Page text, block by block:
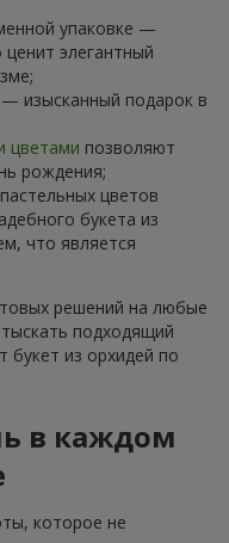
упаковке —
элегантный
изысканный подарок в
цветами позволяют
рождения;
цветов
букета из
что является
решений на любые
подходящий
букет из орхидей по
в каждом
которое не